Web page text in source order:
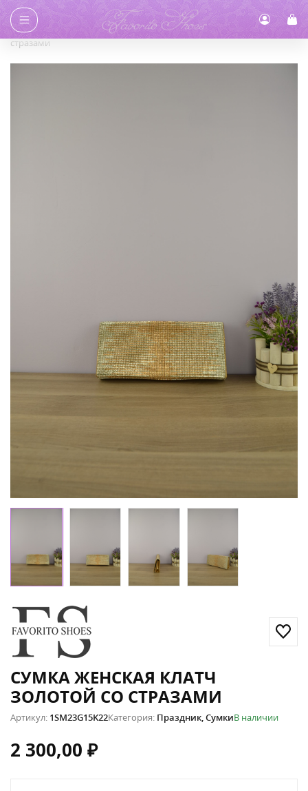
Главная / Каталог Сумки/ Сумка женская клатч золотой со
стразами
СУМКА ЖЕНСКАЯ КЛАТЧ
ЗОЛОТОЙ СО СТРАЗАМИ
Артикул: 1SM23G15K22Категория: Праздник СумкиВ наличии
2 300,00 ₽